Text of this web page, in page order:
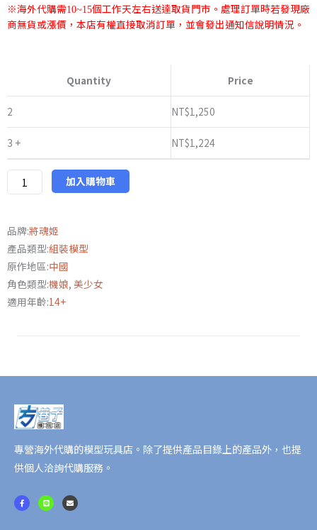
到
※海外代購需10~15個工作天左右送達取貨門市。處理訂單時若發現廠
商無貨或漲價，本店有權直接取消訂單，並會發出通知信說明情況。
Quantity Price
2 NT$1,250
3 + NT$1,224
影
系
列
十
時
寅
時
寅
虎
1/10
加入購物車
品牌:將魂姬
產品類型:組裝模型
原作地區:中國
角色類型:機娘, 美少女
適用年齡:14+
專營海外代購的模型玩具店。除了提供產品目錄上的產品外，也提
供個人洽詢代購服務。
F
a
c
L
i
n
E
n
v